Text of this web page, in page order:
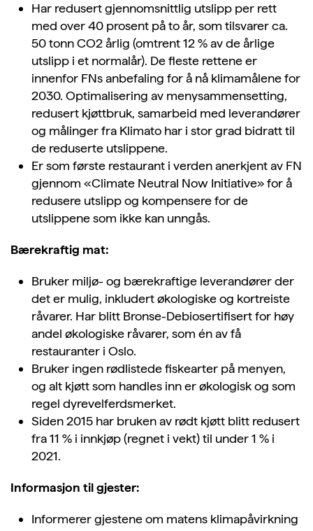
Har redusert gjennomsnittlig utslipp per rett
med over 40 prosent på to år, som tilsvarer ca.
50 tonn CO2 årlig (omtrent 12 % av de årlige
utslipp i et normalår). De fleste rettene er
innenfor FNs anbefaling for å nå klimamålene for
2030. Optimalisering av menysammensetting,
redusert kjøttbruk, samarbeid med leverandører
og målinger fra Klimato har i stor grad bidratt til
de reduserte utslippene.
Er som første restaurant i verden anerkjent av FN
gjennom «Climate Neutral Now Initiative» for å
redusere utslipp og kompensere for de
utslippene som ikke kan unngås.
Bærekraftig mat:
Bruker miljø- og bærekraftige leverandører der
det er mulig, inkludert økologiske og kortreiste
råvarer. Har blitt Bronse-Debiosertifisert for høy
andel økologiske råvarer, som én av få
restauranter i Oslo.
Bruker ingen rødlistede fiskearter på menyen,
og alt kjøtt som handles inn er økologisk og som
regel dyrevelferdsmerket.
Siden 2015 har bruken av rødt kjøtt blitt redusert
fra 11 % i innkjøp (regnet i vekt) til under 1 % i
2021.
Informasjon til gjester:
Informerer gjestene om matens klimapåvirkning